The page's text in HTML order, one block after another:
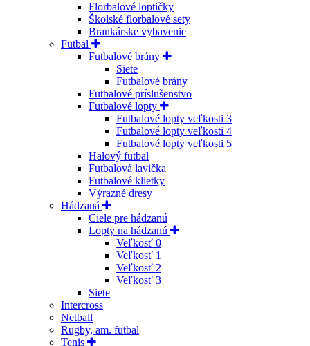
Florbalové loptičky
Školské florbalové sety
Brankárske vybavenie
Futbal
Futbalové brány
Siete
Futbalové brány
Futbalové príslušenstvo
Futbalové lopty
Futbalové lopty veľkosti 3
Futbalové lopty veľkosti 4
Futbalové lopty veľkosti 5
Halový futbal
Futbalová lavička
Futbalové klietky
Výrazné dresy
Hádzaná
Ciele pre hádzanú
Lopty na hádzanú
Veľkosť 0
Veľkosť 1
Veľkosť 2
Veľkosť 3
Siete
Intercross
Netball
Rugby, am. futbal
Tenis